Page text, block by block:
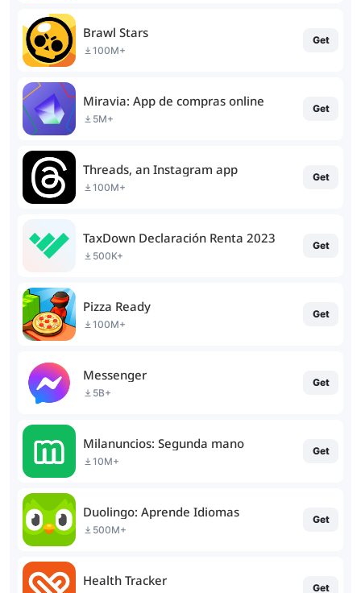
Brawl Stars
100M+
Get
Miravia: App de compras online
5M+
Get
Threads, an Instagram app
100M+
Get
TaxDown Declaración Renta 2023
500K+
Get
Pizza Ready
100M+
Get
Messenger
5B+
Get
Milanuncios: Segunda mano
10M+
Get
Duolingo: Aprende Idiomas
500M+
Get
Health Tracker Get